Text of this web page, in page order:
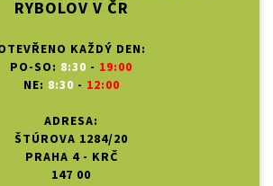
RYBOLOV V ČR
KAŽDÝ DEN:
PO-SO: 8:30 - 19:00
NE: 8:30 - 12:00
ADRESA:
ŠTÚROVA 1284/20
PRAHA 4 - KRČ
147 00